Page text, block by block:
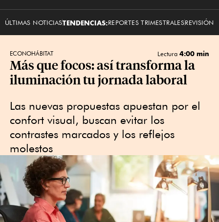
ÚLTIMAS NOTICIASTENDENCIAS:REPORTES TRIMESTRALESREVISIÓN
ECONOHÁBITAT Lectura 4:00 min
Más que focos: así transforma la
iluminación tu jornada laboral
Las nuevas propuestas apuestan por el
confort visual, buscan evitar los
contrastes marcados y los reflejos
molestos